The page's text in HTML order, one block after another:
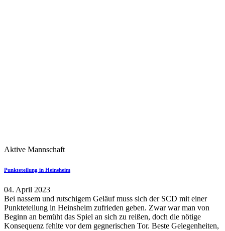
Aktive Mannschaft
Punkteteilung in Heinsheim
04. April 2023
Bei nassem und rutschigem Geläuf muss sich der SCD mit einer
Punkteteilung in Heinsheim zufrieden geben. Zwar war man von
Beginn an bemüht das Spiel an sich zu reißen, doch die nötige
Konsequenz fehlte vor dem gegnerischen Tor. Beste Gelegenheiten,